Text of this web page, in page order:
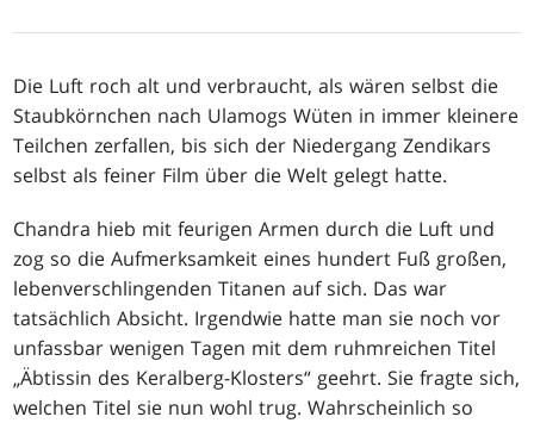
Die Luft roch alt und verbraucht, als wären selbst die
Staubkörnchen nach Ulamogs Wüten in immer kleinere
Teilchen zerfallen, bis sich der Niedergang Zendikars
selbst als feiner Film über die Welt gelegt hatte.
Chandra hieb mit feurigen Armen durch die Luft und
zog so die Aufmerksamkeit eines hundert Fuß großen,
lebenverschlingenden Titanen auf sich. Das war
tatsächlich Absicht. Irgendwie hatte man sie noch vor
unfassbar wenigen Tagen mit dem ruhmreichen Titel
„Äbtissin des Keralberg-Klosters“ geehrt. Sie fragte sich,
welchen Titel sie nun wohl trug. Wahrscheinlich so